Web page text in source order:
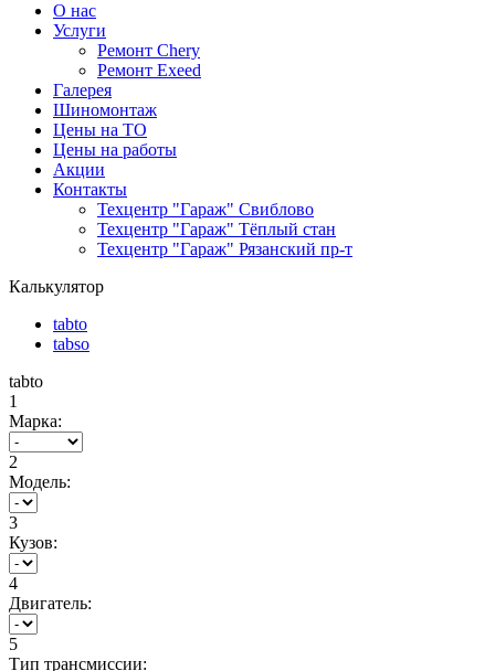
О нас
Услуги
Ремонт Chery
Ремонт Exeed
Галерея
Шиномонтаж
Цены на ТО
Цены на работы
Акции
Контакты
Техцентр "Гараж" Свиблово
Техцентр "Гараж" Тёплый стан
Техцентр "Гараж" Рязанский пр-т
Калькулятор
tabto
tabso
tabto
1
Марка:
2
Модель:
3
Кузов:
4
Двигатель:
5
Тип трансмиссии: